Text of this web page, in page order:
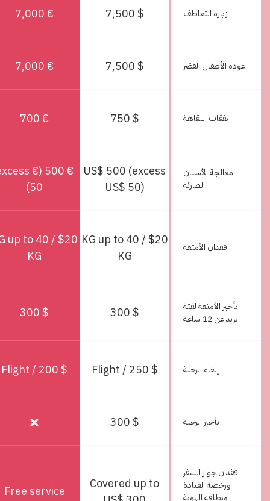
زيارة التعاطف $ 7,500
€ 7,000
عودة الأطفال القصّر $ 7,500
€ 7,000
نفقات النقاهة $ 750
€ 700
معالجة الأسنان
الطارئة
US$ 500 (excess
US$ 50)
(excess €
50)
فقدان الأمتعة
$20 / KG up to 40
KG
/ KG up to 40
KG
تأخير الأمتعة لفتة
تزيد عن 12 ساعة
$ 300
$ 300
إلغاء الرحلة $ 250 / Flight
$ 200 / Flight
تأخير الرحلة $ 300
فقدان جواز السفر
ورخصة القيادة
وبطاقة الهوية
Covered up to
Free service